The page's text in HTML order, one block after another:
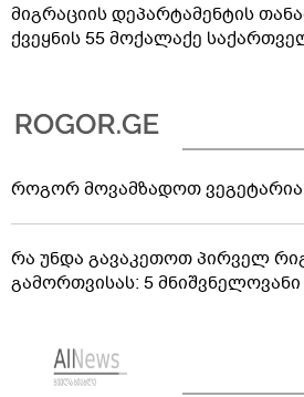
მიგრაციის დეპარტამენტის
ქვეყნის 55 მოქალაქე
როგორ მოვამზადოთ
რა უნდა გავაკეთოთ პირველ
გამორთვისას: 5 მნიშვნელოვანი